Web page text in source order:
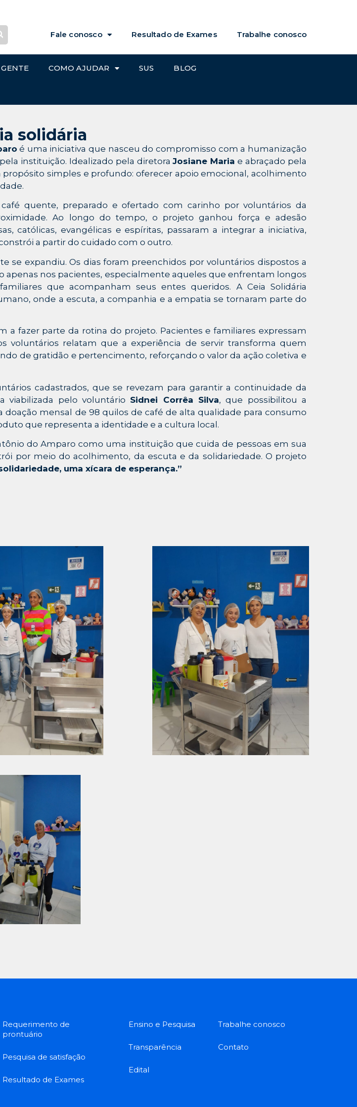
Fale conosco Resultado de Exames Trabalhe conosco
COMO AJUDAR SUS BLOG
solidária
é uma iniciativa que nasceu do compromisso com a humanização
instituição. Idealizado pela diretoraJosiane Maria e abraçado pela
simples e profundo: oferecer apoio emocional, acolhimento
quente, preparado e ofertado com carinho por voluntários da
Ao longo do tempo, o projeto ganhou força e adesão
católicas, evangélicas e espíritas, passaram a integrar a iniciativa,
a partir do cuidado com o outro.
expandiu. Os dias foram preenchidos por voluntários dispostos a
apenas nos pacientes, especialmente aqueles que enfrentam longos
que acompanham seus entes queridos. A Ceia Solidária
onde a escuta, a companhia e a empatia se tornaram parte do
a fazer parte da rotina do projeto. Pacientes e familiares expressam
voluntários relatam que a experiência de servir transforma quem
de gratidão e pertencimento, reforçando o valor da ação coletiva e
cadastrados, que se revezam para garantir a continuidade da
viabilizada pelo voluntário Sidnei Corrêa Silva, que possibilitou a
doação mensal de 98 quilos de café de alta qualidade para consumo
que representa a identidade e a cultura local.
do Amparo como uma instituição que cuida de pessoas em sua
por meio do acolhimento, da escuta e da solidariedade. O projeto
uma xícara de esperança.”
Requerimento de
prontuário
Pesquisa de satisfação
Resultado de Exames
Ensino e Pesquisa
Transparência
Edital
Trabalhe conosco
Contato